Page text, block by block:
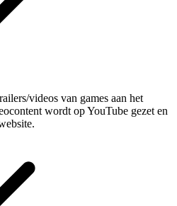
videos van games aan het
wordt op YouTube gezet en